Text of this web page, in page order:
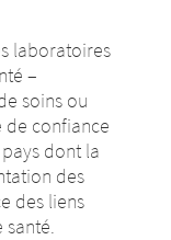
laboratoires
–
soins ou
de confiance
dont la
des
des liens
santé.